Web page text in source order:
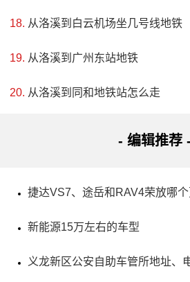
地址：云南省大理白族自治州剑
胜。其中一处特别值得一游，那就是
子门，其中三扇与杜文秀帅府相关
从洛溪到白云机场坐几号线地铁
从洛溪到广州东站地铁
从洛溪到同和地铁站怎么走
- 编辑推荐 -
捷达VS7、途岳和RAV4荣放哪
新能源15万左右的车型
义龙新区公安自助车管所地址、